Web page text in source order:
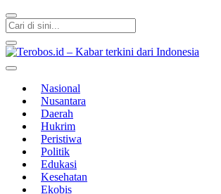
Indonesia untuk dunia
Nasional
Nusantara
Daerah
Hukrim
Peristiwa
Politik
Edukasi
Kesehatan
Ekobis